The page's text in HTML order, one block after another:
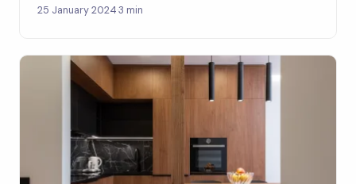
25 January 2024·3 min